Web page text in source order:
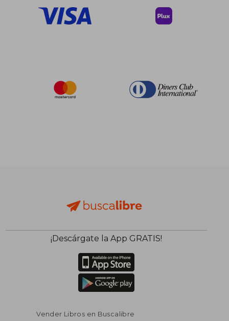
¡Descárgate la App GRATIS!
Vender Libros en Buscalibre